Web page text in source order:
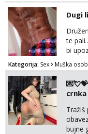
Dugi
te
bi
za
Kategorija: Sex Muška
Tražiš
bujne